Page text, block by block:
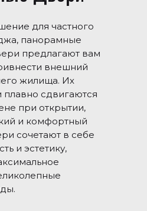
для частного
панорамные
предлагают вам
внешний
жилища. Их
плавно сдвигаются
при открытии,
и комфортный
сочетают в себе
и эстетику,